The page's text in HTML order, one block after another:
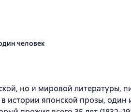
человек
5 на основе 3 оценок
но и мировой литературы,
в истории японской прозы,